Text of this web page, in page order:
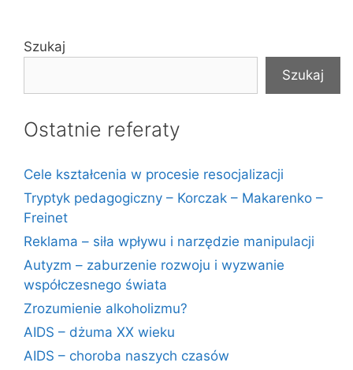
Szukaj
Szukaj
Ostatnie referaty
Cele kształcenia w procesie resocjalizacji
Tryptyk pedagogiczny – Korczak – Makarenko –
Freinet
Reklama – siła wpływu i narzędzie manipulacji
Autyzm – zaburzenie rozwoju i wyzwanie
współczesnego świata
Zrozumienie alkoholizmu?
AIDS – dżuma XX wieku
AIDS – choroba naszych czasów